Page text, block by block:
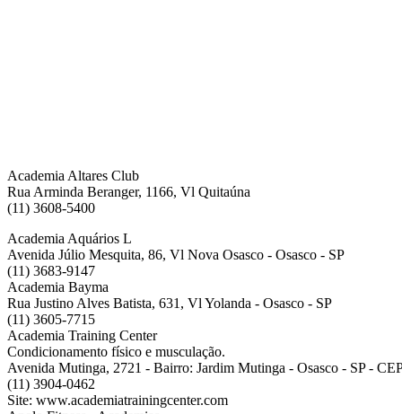
Academia Altares Club
Rua Arminda Beranger, 1166, Vl Quitaúna
(11) 3608-5400
Academia Aquários L
Avenida Júlio Mesquita, 86, Vl Nova Osasco - Osasco - SP
(11) 3683-9147
Academia Bayma
Rua Justino Alves Batista, 631, Vl Yolanda - Osasco - SP
(11) 3605-7715
Academia Training Center
Condicionamento físico e musculação.
Avenida Mutinga, 2721 - Bairro: Jardim Mutinga - Osasco - SP -
(11) 3904-0462
Site: www.academiatrainingcenter.com